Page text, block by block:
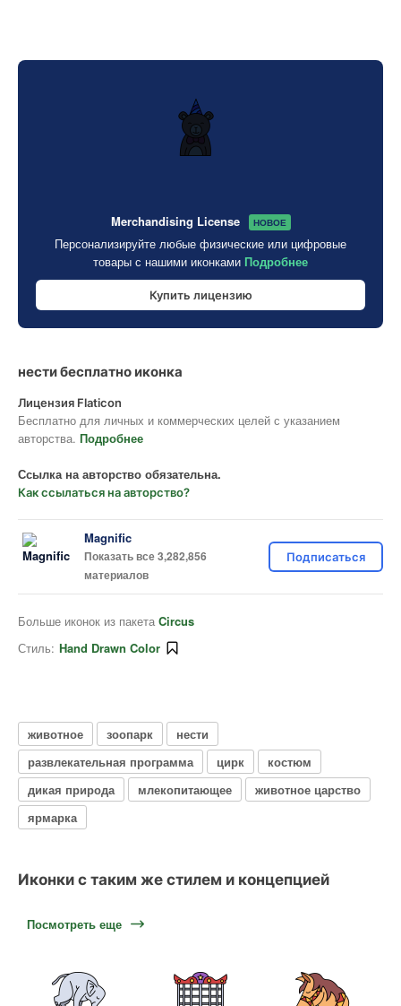
Merchandising License НОВОЕ
Персонализируйте любые физические или цифровые
товары с нашими иконками Подробнее
Купить лицензию
нести бесплатно иконка
Лицензия Flaticon
Бесплатно для личных и коммерческих целей с указанием
авторства. Подробнее
Ссылка на авторство обязательна.
Как ссылаться на авторство?
Magnific
Показать все 3,282,856
материалов
Подписаться
Больше иконок из пакета Circus
Стиль: Hand Drawn Color
животное зоопарк
нести
развлекательная программа
цирк
костюм
дикая природа
млекопитающее
животное царство
ярмарка
Иконки с таким же стилем и концепцией
Посмотреть еще